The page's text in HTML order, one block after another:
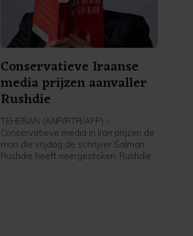
Conservatieve Iraanse
media prijzen aanvaller
Rushdie
TEHERAN (ANP/RTR/AFP) -
Conservatieve media in Iran prijzen de
man die vrijdag de schrijver Salman
Rushdie heeft neergestoken. Rushdie